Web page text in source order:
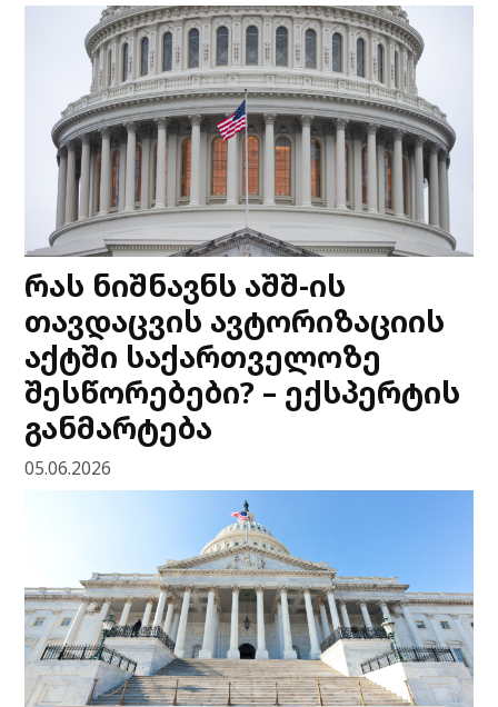
რას ნიშნავნს აშშ-ის
თავდაცვის ავტორიზაციის
აქტში საქართველოზე
შესწორებები? – ექსპერტის
განმარტება
05.06.2026